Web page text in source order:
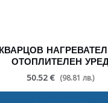
КВАРЦОВ
ОТОПЛИТЕЛЕН
50.52 € (98.81 лв.)